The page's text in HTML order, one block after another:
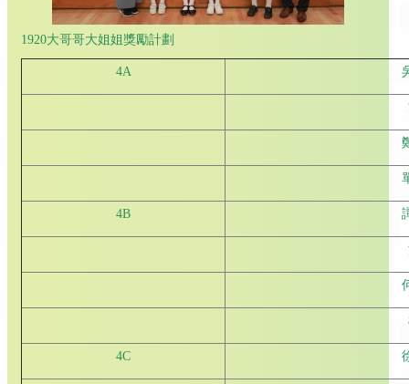
1920大哥哥大姐姐獎勵計劃
4A
4B
4C